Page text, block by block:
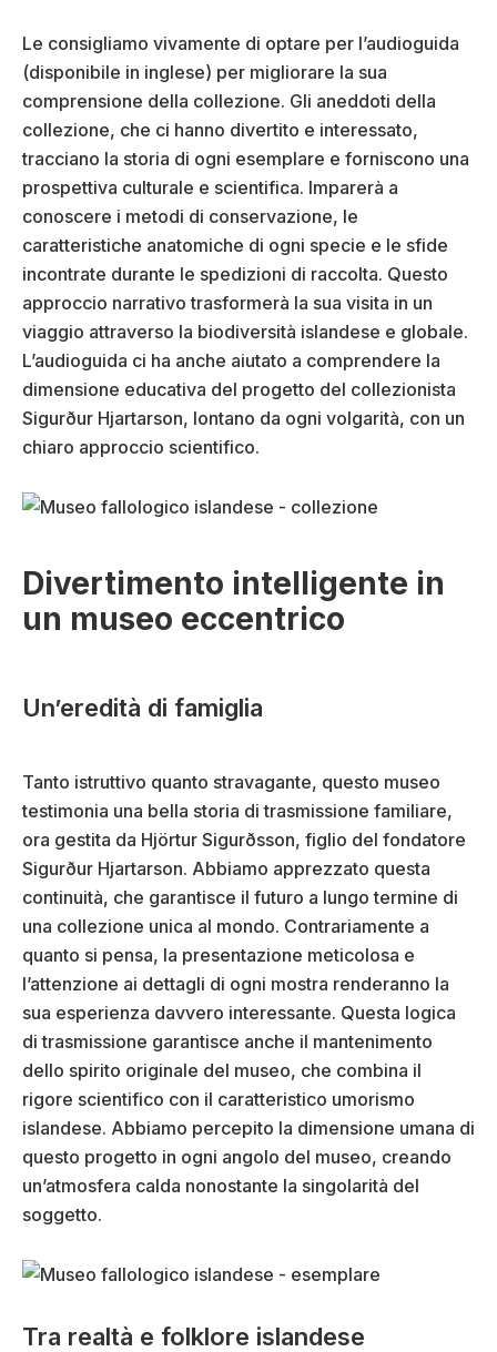
Le consigliamo vivamente di optare per l’audioguida
(disponibile in inglese) per migliorare la sua
comprensione della collezione. Gli aneddoti della
collezione, che ci hanno divertito e interessato,
tracciano la storia di ogni esemplare e forniscono una
prospettiva culturale e scientifica. Imparerà a
conoscere i metodi di conservazione, le
caratteristiche anatomiche di ogni specie e le sfide
incontrate durante le spedizioni di raccolta. Questo
approccio narrativo trasformerà la sua visita in un
viaggio attraverso la biodiversità islandese e globale.
L’audioguida ci ha anche aiutato a comprendere la
dimensione educativa del progetto del collezionista
Sigurður Hjartarson, lontano da ogni volgarità, con un
chiaro approccio scientifico.
Divertimento intelligente in
un museo eccentrico
Un’eredità di famiglia
Tanto istruttivo quanto stravagante, questo museo
testimonia una bella storia di trasmissione familiare,
ora gestita da Hjörtur Sigurðsson, figlio del fondatore
Sigurður Hjartarson. Abbiamo apprezzato questa
continuità, che garantisce il futuro a lungo termine di
una collezione unica al mondo. Contrariamente a
quanto si pensa, la presentazione meticolosa e
l’attenzione ai dettagli di ogni mostra renderanno la
sua esperienza davvero interessante. Questa logica
di trasmissione garantisce anche il mantenimento
dello spirito originale del museo, che combina il
rigore scientifico con il caratteristico umorismo
islandese. Abbiamo percepito la dimensione umana di
questo progetto in ogni angolo del museo, creando
un’atmosfera calda nonostante la singolarità del
soggetto.
Tra realtà e folklore islandese